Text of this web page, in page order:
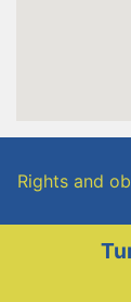
Rights and